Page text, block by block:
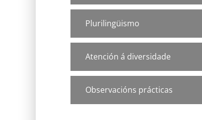
Plurilingüismo
Atención á diversidade
Observacións prácticas